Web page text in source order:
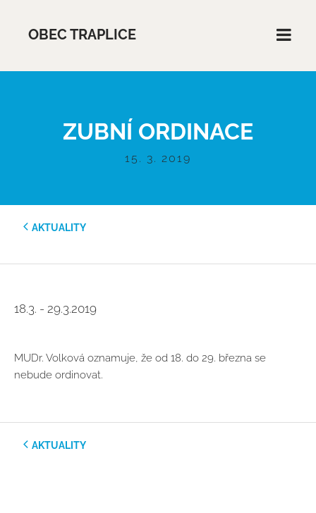
OBEC TRAPLICE
ZUBNÍ ORDINACE
15. 3. 2019
AKTUALITY
18.3. - 29.3.2019
MUDr. Volková oznamuje, že od 18. do 29. března se
nebude ordinovat.
AKTUALITY